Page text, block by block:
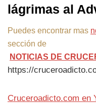
lágrimas al
Puedes encontrar mas
sección de
NOTICIAS DE
https://
Cruceroadicto.com en